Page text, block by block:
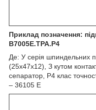
Приклад позначення:
B7005Е.TPA.P4
Де: У серія шпиндельних
(25х47х12), З кутом
сепаратор, Р4 клас
– 36105 Е